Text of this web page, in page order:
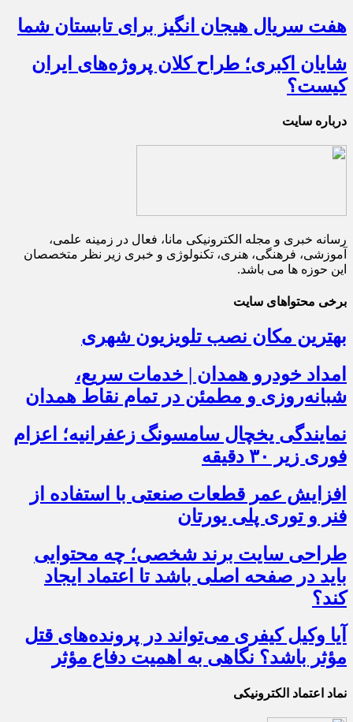
هفت سریال هیجان انگیز برای تابستان شما
شایان اکبری؛ طراح کلان پروژه‌های ایران
کیست؟
درباره سایت
رسانه خبری و مجله الکترونیکی مانا، فعال در زمینه علمی،
آموزشی، فرهنگی، هنری، تکنولوژی و خبری زیر نظر متخصصان
این حوزه ها می باشد.
برخی محتواهای سایت
بهترین مکان نصب تلویزیون شهری
امداد خودرو همدان | خدمات سریع،
شبانه‌روزی و مطمئن در تمام نقاط همدان
نمایندگی یخچال سامسونگ زعفرانیه؛ اعزام
فوری زیر ۳۰ دقیقه
افزایش عمر قطعات صنعتی با استفاده از
فنر و توری پلی یورتان
طراحی سایت برند شخصی؛ چه محتوایی
باید در صفحه اصلی باشد تا اعتماد ایجاد
کند؟
آیا وکیل کیفری می‌تواند در پرونده‌های قتل
مؤثر باشد؟ نگاهی به اهمیت دفاع مؤثر
نماد اعتماد الکترونیکی